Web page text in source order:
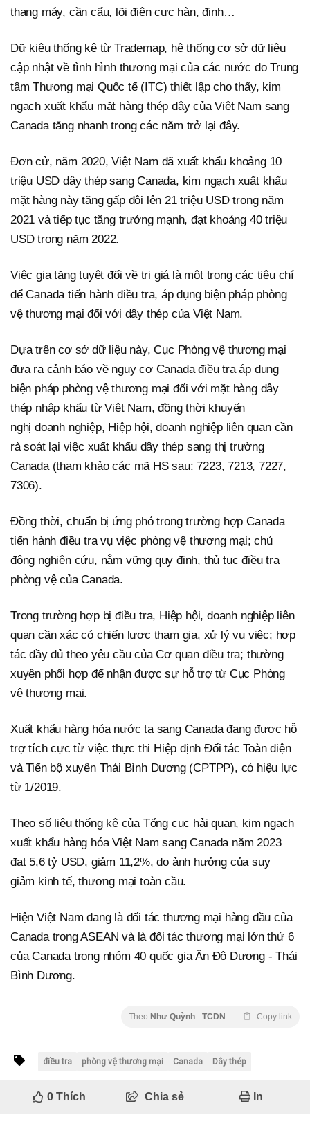
thang máy, cần cẩu, lõi điện cực hàn, đinh…
Dữ kiệu thống kê từ Trademap, hệ thống cơ sở dữ liệu
cập nhật về tình hình thương mại của các nước do Trung
tâm Thương mại Quốc tế (ITC) thiết lập cho thấy, kim
ngạch xuất khẩu mặt hàng thép dây của Việt Nam sang
Canada tăng nhanh trong các năm trở lại đây.
Đơn cử, năm 2020, Việt Nam đã xuất khẩu khoảng 10
triệu USD dây thép sang Canada, kim ngạch xuất khẩu
mặt hàng này tăng gấp đôi lên 21 triệu USD trong năm
2021 và tiếp tục tăng trưởng mạnh, đạt khoảng 40 triệu
USD trong năm 2022.
Việc gia tăng tuyệt đối về trị giá là một trong các tiêu chí
để Canada tiến hành điều tra, áp dụng biện pháp phòng
vệ thương mại đối với dây thép của Việt Nam.
Dựa trên cơ sở dữ liệu này, Cục Phòng vệ thương mại
đưa ra cảnh báo về nguy cơ Canada điều tra áp dụng
biện pháp phòng vệ thương mại đối với mặt hàng dây
thép nhập khẩu từ Việt Nam, đồng thời khuyến
nghị doanh nghiệp, Hiệp hội, doanh nghiệp liên quan cần
rà soát lại việc xuất khẩu dây thép sang thị trường
Canada (tham khảo các mã HS sau: 7223, 7213, 7227,
7306).
Đồng thời, chuẩn bị ứng phó trong trường hợp Canada
tiến hành điều tra vụ việc phòng vệ thương mại; chủ
động nghiên cứu, nắm vững quy định, thủ tục điều tra
phòng vệ của Canada.
Trong trường hợp bị điều tra, Hiệp hội, doanh nghiệp liên
quan cần xác có chiến lược tham gia, xử lý vụ việc; hợp
tác đầy đủ theo yêu cầu của Cơ quan điều tra; thường
xuyên phối hợp để nhận được sự hỗ trợ từ Cục Phòng
vệ thương mại.
Xuất khẩu hàng hóa nước ta sang Canada đang được hỗ
trợ tích cực từ việc thực thi Hiệp định Đối tác Toàn diện
và Tiến bộ xuyên Thái Bình Dương (CPTPP), có hiệu lực
từ 1/2019.
Theo số liệu thống kê của Tổng cục hải quan, kim ngạch
xuất khẩu hàng hóa Việt Nam sang Canada năm 2023
đạt 5,6 tỷ USD, giảm 11,2%, do ảnh hưởng của suy
giảm kinh tế, thương mại toàn cầu.
Hiện Việt Nam đang là đối tác thương mại hàng đầu của
Canada trong ASEAN và là đối tác thương mại lớn thứ 6
của Canada trong nhóm 40 quốc gia Ấn Độ Dương - Thái
Bình Dương.
Theo Như Quỳnh - TCDN Copy link
điều tra phòng vệ thương mại Canada Dây thép
0Thích Chia sẻ In